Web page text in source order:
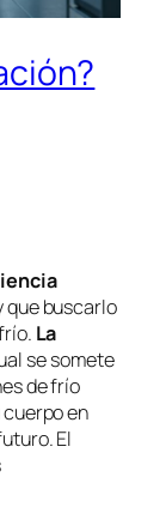
que buscarlo
La
se somete
de frío
en
El